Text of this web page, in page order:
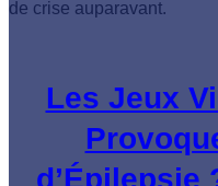
Les Jeux
d’Épilepsie